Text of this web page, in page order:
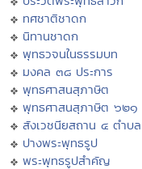
ทศชาติชาดก
นิทานชาดก
พุทธวจนในธรรมบท
มงคล ๓๘ ประการ
พุทธศาสนสุภาษิต
พุทธศาสนสุภาษิต ๖๒๑
สังเวชนียสถาน ๔ ตำบล
ปางพระพุทธรูป
พระพุทธรูปสำคัญ